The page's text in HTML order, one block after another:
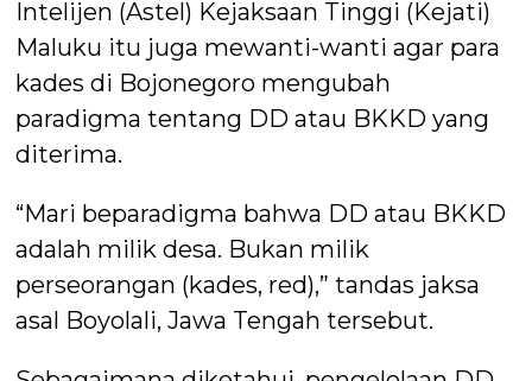
Intelijen (Astel) Kejaksaan Tinggi (Kejati)
Maluku itu juga mewanti-wanti agar para
kades di Bojonegoro mengubah
paradigma tentang DD atau BKKD yang
diterima.
“Mari beparadigma bahwa DD atau BKKD
adalah milik desa. Bukan milik
perseorangan (kades, red),” tandas jaksa
asal Boyolali, Jawa Tengah tersebut.